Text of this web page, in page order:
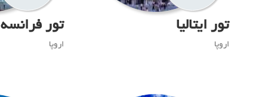
تور ایتالیا
اروپا
تور فرانسه
اروپا